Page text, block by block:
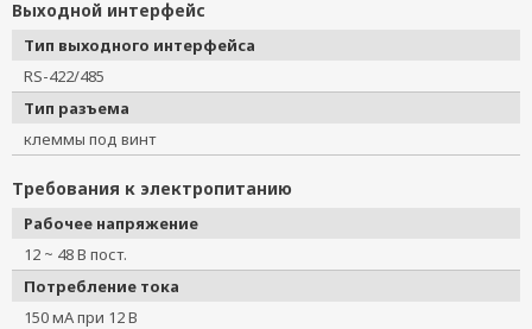
Выходной интерфейс
Тип выходного интерфейса
RS-422/485
Тип разъема
клеммы под винт
Требования к электропитанию
Рабочее напряжение
12 ~ 48 В пост.
Потребление тока
150 мА при 12 В